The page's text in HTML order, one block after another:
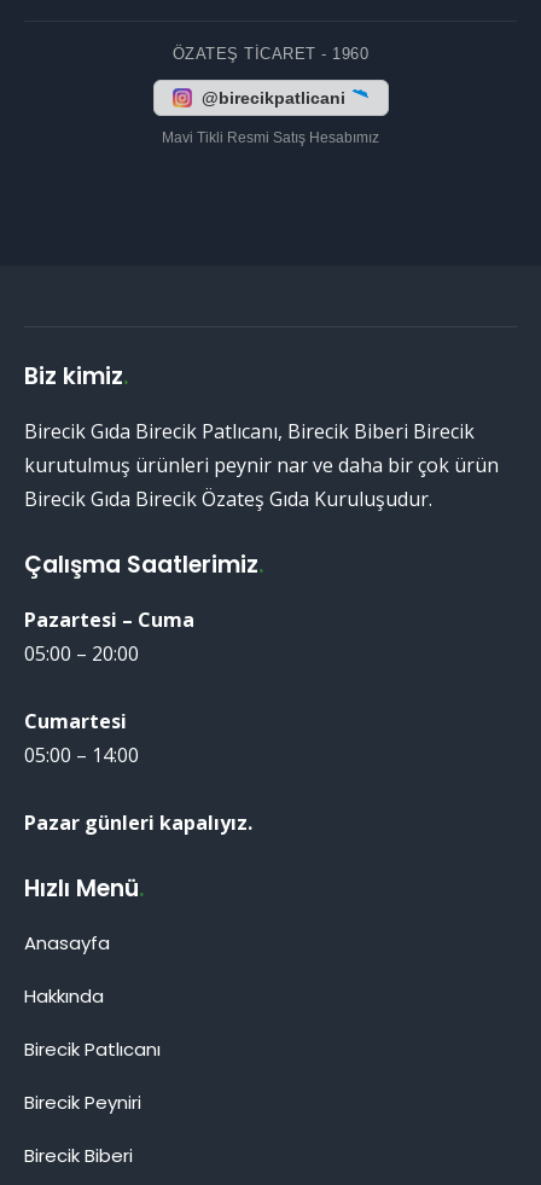
ÖZATEŞ TICARET - 1960
@birecikpatlicani
Mavi Tikli Resmi Satış Hesabımız
Biz kimiz.
Birecik Gıda Birecik Patlıcanı, Birecik Biberi Birecik
kurutulmuş ürünleri peynir nar ve daha bir çok ürün
Birecik Gıda Birecik Özateş Gıda Kuruluşudur.
Çalışma Saatlerimiz.
Pazartesi – Cuma
05:00 – 20:00
Cumartesi
05:00 – 14:00
Pazar günleri kapalıyız.
Hızlı Menü.
Anasayfa
Hakkında
Birecik Patlıcanı
Birecik Peyniri
Birecik Biberi